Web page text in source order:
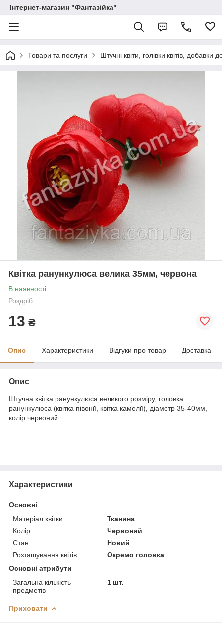
Інтернет-магазин "Фантазійка"
Товари та послуги Штучні квіти, голівки квітів, добавки
Квітка ранункулюса велика 35мм, червона
В наявності
Роздріб
13 ₴
Опис Характеристики Відгуки про товар Доставка
Опис
Штучна квітка ранункулюса великого розміру, головка
ранункулюса (квітка півонії, квітка камелії), діаметр 35-40мм,
колір червоний.
Характеристики
Основні
Матеріал квітки
Тканина
Колір
Червоний
Стан
Новий
Розташування квітів
Окремо головка
Основні атрибути
Загальна кількість
предметів
1 шт.
Приховати